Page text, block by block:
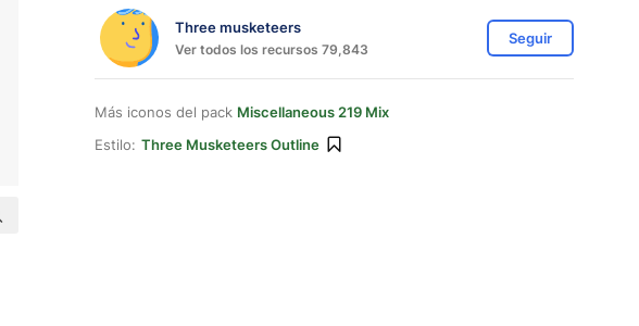
Three musketeers
Ver todos los recursos 79,843
Seguir
Más iconos del pack Miscellaneous 219 Mix
Estilo: Three Musketeers Outline